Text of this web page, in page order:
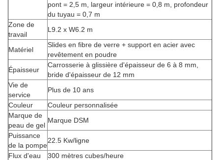
pont = 2,5 m, largeur intérieure = 0,8 m, profondeur
du tuyau = 0,7 m
Zone de
travail
L9.2 x W6.2 m
Matériel
Slides en fibre de verre + support en acier avec
revêtement en poudre
Épaisseur
Carrosserie à glissière d'épaisseur de 6 à 8 mm,
bride d'épaisseur de 12 mm
Vie de
service
Plus de 10 ans
Couleur
Couleur personnalisée
Marque de
peau de gel
Marque DSM
Puissance
de la pompe
22.5 Kw/ligne
Flux d'eau
300 mètres cubes/heure